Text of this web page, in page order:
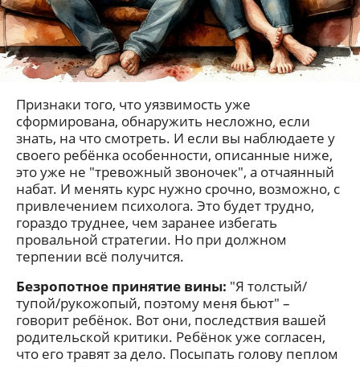
Признаки того, что уязвимость уже
сформирована, обнаружить несложно, если
знать, на что смотреть. И если вы наблюдаете у
своего ребёнка особенности, описанные ниже,
это уже не "тревожный звоночек", а отчаянный
набат. И менять курс нужно срочно, возможно, с
привлечением психолога. Это будет трудно,
гораздо труднее, чем заранее избегать
провальной стратегии. Но при должном
терпении всё получится.
Безропотное принятие вины: "Я толстый/
тупой/рукожопый, поэтому меня бьют" –
говорит ребёнок. Вот они, последствия вашей
родительской критики. Ребёнок уже согласен,
что его травят за дело. Посыпать голову пеплом